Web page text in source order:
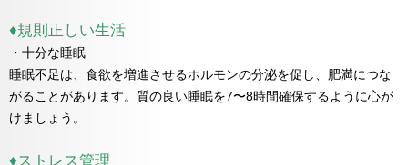
♦規則正しい生活
・十分な睡眠
睡眠不足は、食欲を増進させるホルモンの分泌を促し、肥満につな
がることがあります。質の良い睡眠を7〜8時間確保するように心が
けましょう。
♦ストレス管理